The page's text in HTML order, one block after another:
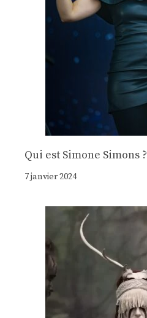
Qui est Simone Simons ?
7 janvier 2024